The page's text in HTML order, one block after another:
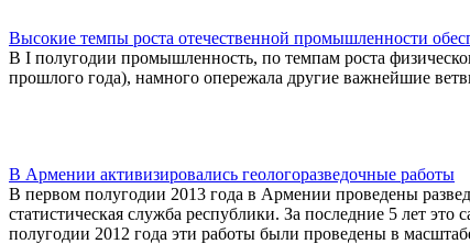
Высокие темпы роста отечественной промышленности
В I полугодии промышленность, по темпам роста
прошлого года), намного опережала другие важнейшие
В Армении активизировались геологоразведочные работы
В первом полугодии 2013 года в Армении проведены
статистическая служба республики. За последние 5 лет
полугодии 2012 года эти работы были проведены в